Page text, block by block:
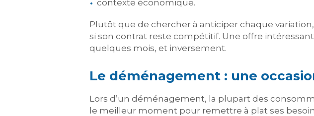
contexte économique.
Plutôt que de chercher à anticiper chaque
si son contrat reste compétitif. Une offre
quelques mois, et inversement.
Le déménagement : une
Lors d’un déménagement, la plupart des
le meilleur moment pour remettre à plat ses